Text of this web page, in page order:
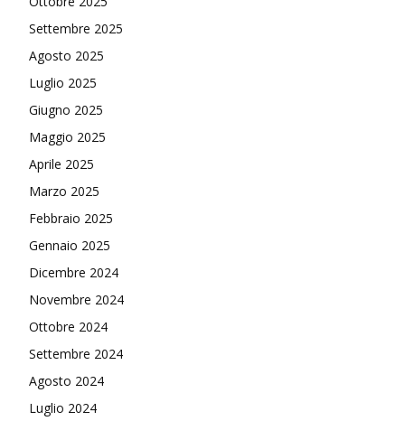
Settembre 2025
Agosto 2025
Luglio 2025
Giugno 2025
Maggio 2025
Aprile 2025
Marzo 2025
Febbraio 2025
Gennaio 2025
Dicembre 2024
Novembre 2024
Ottobre 2024
Settembre 2024
Agosto 2024
Luglio 2024